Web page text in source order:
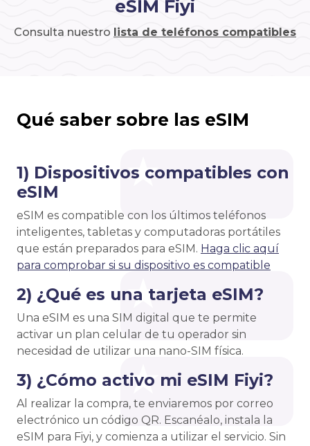
eSIM Fiyi
Consulta nuestro lista de teléfonos compatibles
Qué saber sobre las eSIM
1) Dispositivos compatibles con
eSIM
eSIM es compatible con los últimos teléfonos
inteligentes, tabletas y computadoras portátiles
que están preparados para eSIM. Haga clic aquí
para comprobar si su dispositivo es compatible
2) ¿Qué es una tarjeta eSIM?
Una eSIM es una SIM digital que te permite
activar un plan celular de tu operador sin
necesidad de utilizar una nano-SIM física.
3) ¿Cómo activo mi eSIM Fiyi?
Al realizar la compra, te enviaremos por correo
electrónico un código QR. Escanéalo, instala la
eSIM para Fiyi, y comienza a utilizar el servicio. Sin